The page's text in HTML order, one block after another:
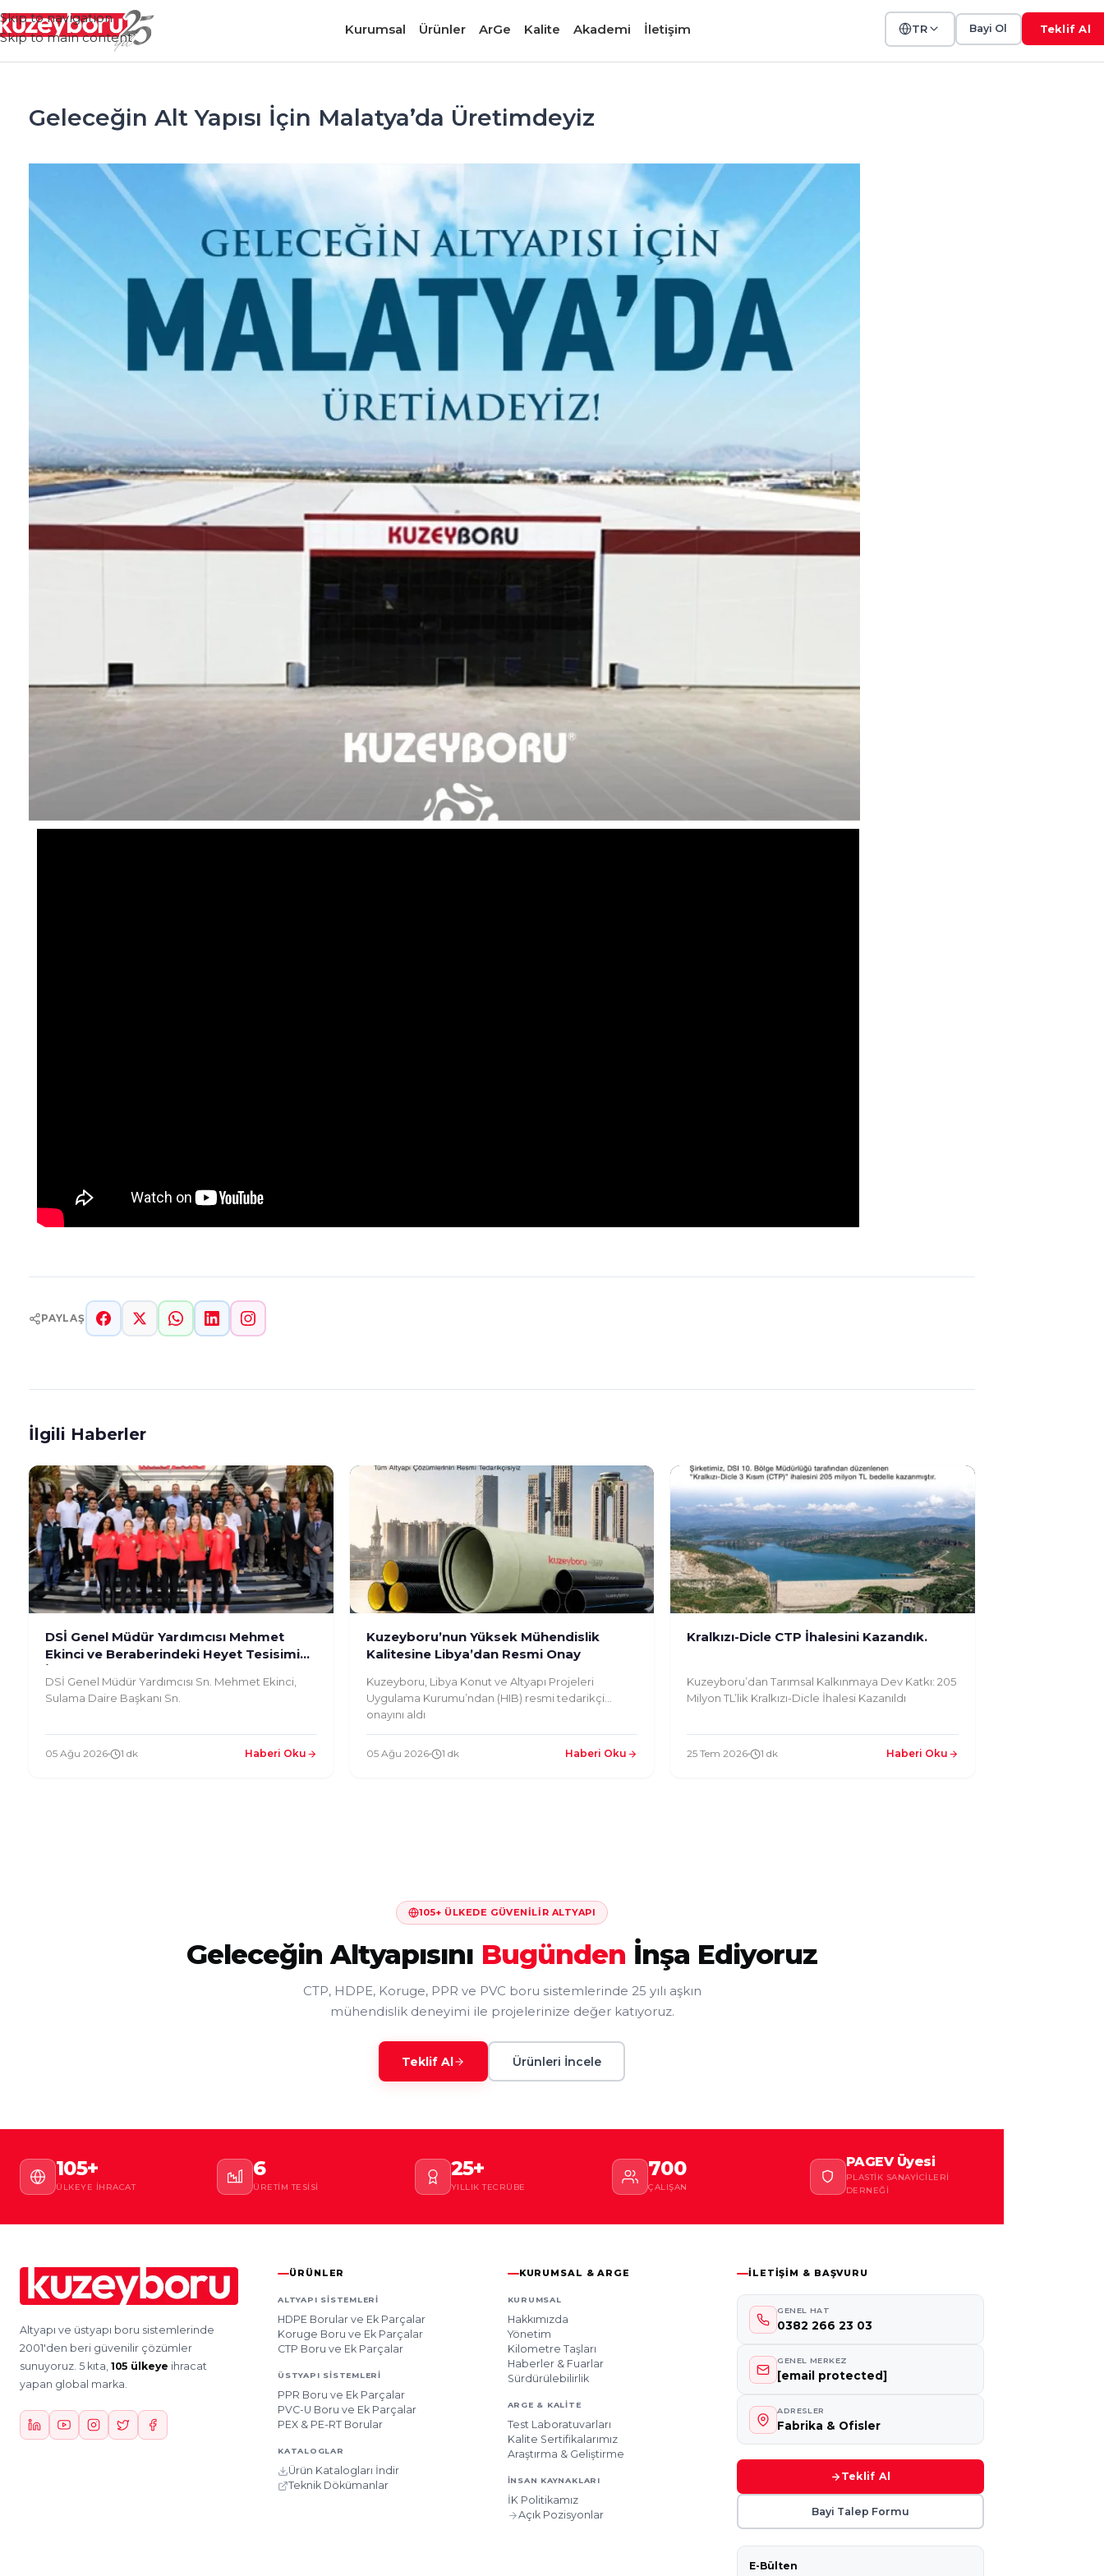
Skip to navigation
Skip to main content
Kurumsal Ürünler ArGe Kalite Akademi İletişim TR Bayi Ol Teklif Al
Geleceğin Alt Yapısı İçin Malatya’da Üretimdeyiz
PAYLAŞ
İlgili Haberler
DSİ Genel Müdür Yardımcısı Mehmet
Ekinci ve Beraberindeki Heyet Tesisimizi
DSİ Genel Müdür Yardımcısı Sn. Mehmet Ekinci,
Sulama Daire Başkanı Sn.
05 Ağu 2026 1 dk Haberi Oku
Kuzeyboru’nun Yüksek Mühendislik
Kalitesine Libya’dan Resmi Onay
Kuzeyboru, Libya Konut ve Altyapı Projeleri
Uygulama Kurumu’ndan (HIB) resmi tedarikçi
onayını aldı
05 Ağu 2026 1 dk Haberi Oku
Kralkızı-Dicle CTP İhalesini Kazandık.
Kuzeyboru’dan Tarımsal Kalkınmaya Dev Katkı: 205
Milyon TL’lik Kralkızı-Dicle İhalesi Kazanıldı
25 Tem 2026 1 dk Haberi Oku
105+ ÜLKEDE GÜVENILIR ALTYAPI
Geleceğin Altyapısını Bugünden İnşa Ediyoruz
CTP, HDPE, Koruge, PPR ve PVC boru sistemlerinde 25 yılı aşkın
mühendislik deneyimi ile projelerinize değer katıyoruz.
Teklif Al Ürünleri İncele
105+
ÜLKEYE İHRACAT
6
ÜRETIM TESISI
25+
YILLIK TECRÜBE
700
ÇALIŞAN
PAGEV Üyesi
PLASTIK SANAYICILERI
DERNEĞI
Altyapı ve üstyapı boru sistemlerinde
2001'den beri güvenilir çözümler
sunuyoruz. 5 kıta, 105 ülkeye ihracat
yapan global marka.
ÜRÜNLER
ALTYAPI SISTEMLERI
HDPE Borular ve Ek Parçalar
Koruge Boru ve Ek Parçalar
CTP Boru ve Ek Parçalar
ÜSTYAPI SISTEMLERI
PPR Boru ve Ek Parçalar
PVC-U Boru ve Ek Parçalar
PEX & PE-RT Borular
KATALOGLAR
Ürün Katalogları İndir
Teknik Dökümanlar
KURUMSAL & ARGE
KURUMSAL
Hakkımızda
Yönetim
Kilometre Taşları
Haberler & Fuarlar
Sürdürülebilirlik
ARGE & KALITE
Test Laboratuvarları
Kalite Sertifikalarımız
Araştırma & Geliştirme
İNSAN KAYNAKLARI
İK Politikamız
Açık Pozisyonlar
İLETIŞIM & BAŞVURU
GENEL HAT
0382 266 23 03
GENEL MERKEZ
[email protected]
ADRESLER
Fabrika & Ofisler
Teklif Al
Bayi Talep Formu
E-Bülten